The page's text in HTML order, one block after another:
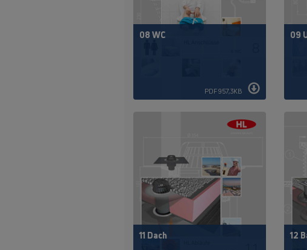
08 WC
PDF 957,3KB
09
11 Dach 12